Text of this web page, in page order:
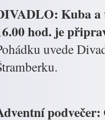
Kuba a
hod. je
uvede